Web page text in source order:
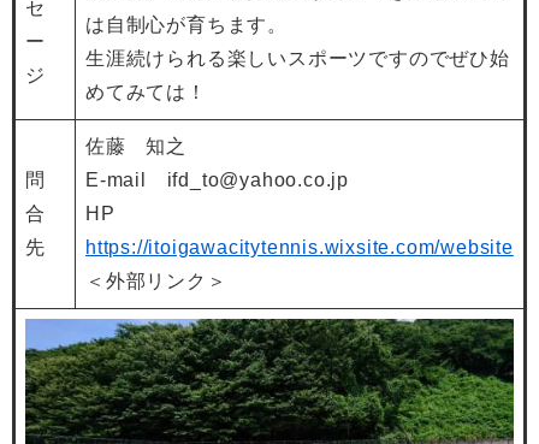
セ
ー
ジ
は自制心が育ちます。
生涯続けられる楽しいスポーツですのでぜひ始
めてみては！
問
合
先
佐藤 知之
E-mail ifd_to@yahoo.co.jp
HP
https://itoigawacitytennis.wixsite.com/website
＜外部リンク＞